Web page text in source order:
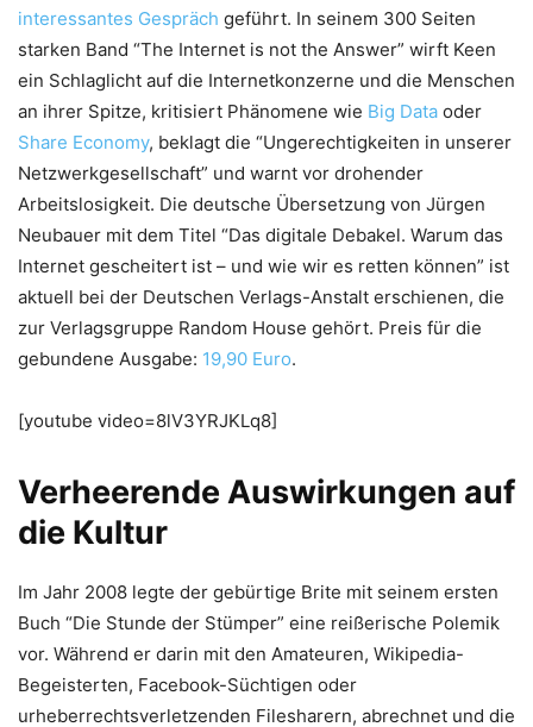
interessantes Gespräch geführt. In seinem 300 Seiten
starken Band “The Internet is not the Answer” wirft Keen
ein Schlaglicht auf die Internetkonzerne und die Menschen
an ihrer Spitze, kritisiert Phänomene wie Big Data oder
Share Economy, beklagt die “Ungerechtigkeiten in unserer
Netzwerkgesellschaft” und warnt vor drohender
Arbeitslosigkeit. Die deutsche Übersetzung von Jürgen
Neubauer mit dem Titel “Das digitale Debakel. Warum das
Internet gescheitert ist – und wie wir es retten können” ist
aktuell bei der Deutschen Verlags-Anstalt erschienen, die
zur Verlagsgruppe Random House gehört. Preis für die
gebundene Ausgabe: 19,90 Euro.
[youtube video=8lV3YRJKLq8]
Verheerende Auswirkungen auf
die Kultur
Im Jahr 2008 legte der gebürtige Brite mit seinem ersten
Buch “Die Stunde der Stümper” eine reißerische Polemik
vor. Während er darin mit den Amateuren, Wikipedia-
Begeisterten, Facebook-Süchtigen oder
urheberrechtsverletzenden Filesharern, abrechnet und die